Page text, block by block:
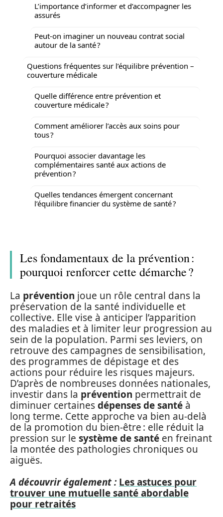
L’importance d’informer et d’accompagner les
assurés
Peut-on imaginer un nouveau contrat social
autour de la santé ?
Questions fréquentes sur l’équilibre prévention –
couverture médicale
Quelle différence entre prévention et
couverture médicale ?
Comment améliorer l’accès aux soins pour
tous ?
Pourquoi associer davantage les
complémentaires santé aux actions de
prévention ?
Quelles tendances émergent concernant
l’équilibre financier du système de santé ?
Les fondamentaux de la prévention :
pourquoi renforcer cette démarche ?
La prévention joue un rôle central dans la
préservation de la santé individuelle et
collective. Elle vise à anticiper l’apparition
des maladies et à limiter leur progression au
sein de la population. Parmi ses leviers, on
retrouve des campagnes de sensibilisation,
des programmes de dépistage et des
actions pour réduire les risques majeurs.
D’après de nombreuses données nationales,
investir dans la prévention permettrait de
diminuer certainesdépenses de santé à
long terme. Cette approche va bien au-delà
de la promotion du bien-être : elle réduit la
pression sur le système de santé en freinant
la montée des pathologies chroniques ou
aiguës.
A découvrir également : Les astuces pour
trouver une mutuelle santé abordable
pour retraités